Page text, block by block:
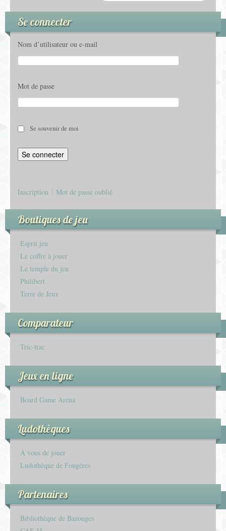
Se connecter
Nom d’utilisateur ou e-mail
Mot de passe
Se souvenir de moi
Inscription Mot de passe oublié
Boutiques de jeu
Esprit jeu
Le coffre à jouer
Le temple du jeu
Philibert
Terre de Jeux
Comparateur
Tric-trac
Jeux en ligne
Board Game Arena
Ludothèques
À vous de jouer
Ludothèque de Fougères
Partenaires
Bibliothèque de Bazouges